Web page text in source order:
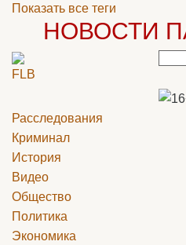
Показать все теги
НОВОСТИ
Расследования
Криминал
История
Видео
Общество
Политика
Экономика